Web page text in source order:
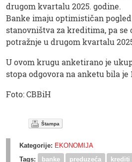
drugom kvartalu 2025. godine.
Banke imaju optimističan
stanovništva za kreditima, pa se
potražnje u drugom kvartalu
U ovom krugu anketirano je
stopa odgovora na anketu bila je
Foto: CBBiH
Štampa
Kategorije: EKONOMIJA
Tags:
banke preduzeća krediti